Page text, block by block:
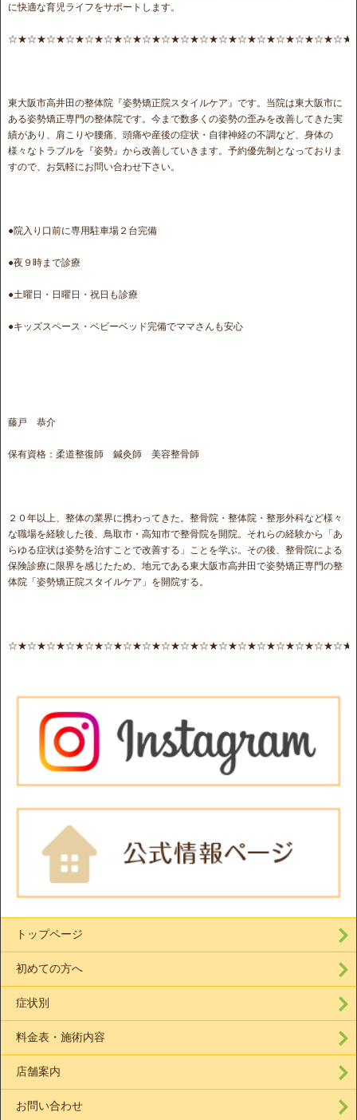
に快適な育児ライフをサポートします。
東大阪市高井田の整体院『姿勢矯正院スタイルケア』です。当院は東大阪市に
ある姿勢矯正専門の整体院です。今まで数多くの姿勢の歪みを改善してきた実
績があり、肩こりや腰痛、頭痛や産後の症状・自律神経の不調など、身体の
様々なトラブルを『姿勢』から改善していきます。予約優先制となっておりま
すので、お気軽にお問い合わせ下さい。
●院入り口前に専用駐車場２台完備
●夜９時まで診療
●土曜日・日曜日・祝日も診療
●キッズスペース・ベビーベッド完備でママさんも安心
藤戸 恭介
保有資格：柔道整復師 鍼灸師 美容整骨師
２０年以上、整体の業界に携わってきた。整骨院・整体院・整形外科など様々
な職場を経験した後、鳥取市・高知市で整骨院を開院。それらの経験から「あ
らゆる症状は姿勢を治すことで改善する」ことを学ぶ。その後、整骨院による
保険診療に限界を感じたため、地元である東大阪市高井田で姿勢矯正専門の整
体院「姿勢矯正院スタイルケア」を開院する。
トップページ
初めての方へ
症状別
料金表・施術内容
店舗案内
お問い合わせ